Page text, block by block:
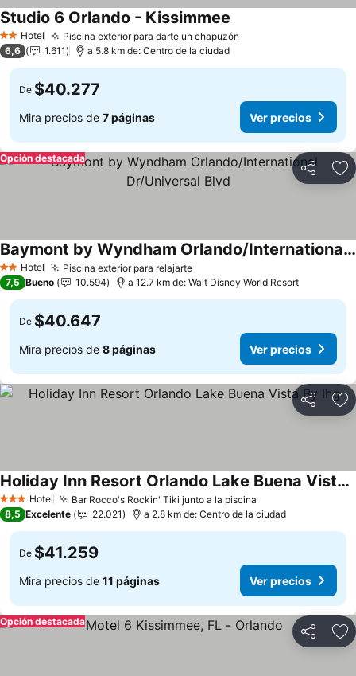
2 Estrellas
Hotel Piscina exterior para darte un chapuzón
Studio 6 Orlando - Kissimmee
6,6 1.611 a 5.8 km de: Centro de la ciudad
De $40.277
Mira precios de 7 páginas Ver precios
Compartir
Opción destacada
2 Estrellas
Hotel Piscina exterior para relajarte
Baymont by Wyndham Orlando/International Dr/Universal Blvd
7,5 Bueno 10.594 a 12.7 km de: Walt Disney World Resort
De $40.647
Mira precios de 8 páginas Ver precios
Compartir
3 Estrellas
Hotel Bar Rocco's Rockin' Tiki junto a la piscina
Holiday Inn Resort Orlando Lake Buena Vista By Ihg
8,5 Excelente 22.021 a 2.8 km de: Centro de la ciudad
De $41.259
Mira precios de 11 páginas Ver precios
Compartir
Opción destacada